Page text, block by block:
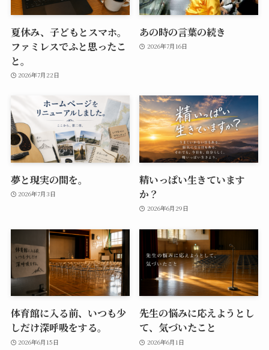
夏休み、子どもとスマホ。
ファミレスでふと思ったこ
と。
2026年7月22日
あの時の言葉の続き
2026年7月16日
夢と現実の間を。
2026年7月3日
精いっぱい生きています
か？
2026年6月29日
体育館に入る前、いつも少
しだけ深呼吸をする。
2026年6月15日
先生の悩みに応えようとし
て、気づいたこと
2026年6月1日